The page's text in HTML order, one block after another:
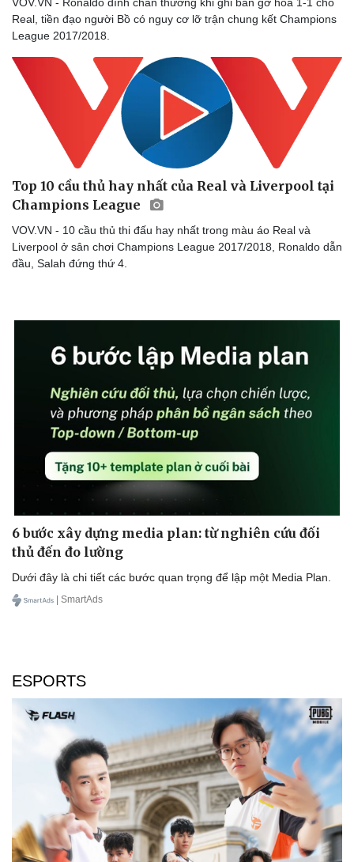
Sức khỏe
Dinh dưỡng - món ngon
Sản phụ khoa
Nhi khoa
Làm đẹp - giảm cân
Phòng mạch online
Ăn sạch sống khỏe
Đời sống
Nhà đẹp
Tình yêu - Gia đình
VOV.VN - Ronaldo dính chấn thương khi ghi bàn gỡ hòa 1-1 cho
Real, tiền đạo người Bồ có nguy cơ lỡ trận chung kết Champions
League 2017/2018.
Top 10 cầu thủ hay nhất của Real và Liverpool tại
Champions League
VOV.VN - 10 cầu thủ thi đấu hay nhất trong màu áo Real và
Liverpool ở sân chơi Champions League 2017/2018, Ronaldo dẫn
đầu, Salah đứng thứ 4.
6 bước xây dựng media plan: từ nghiên cứu đối
thủ đến đo lường
Dưới đây là chi tiết các bước quan trọng để lập một Media Plan.
| SmartAds
ESPORTS